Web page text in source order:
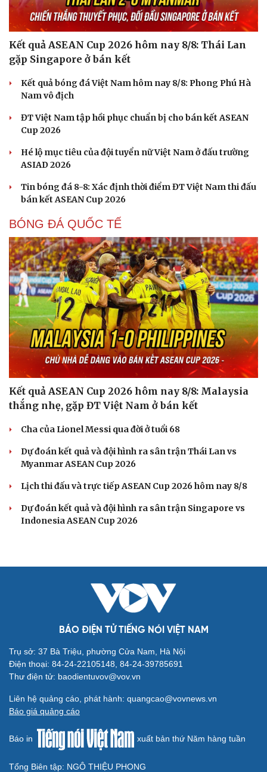
Kết quả ASEAN Cup 2026 hôm nay 8/8: Thái Lan
gặp Singapore ở bán kết
Kết quả bóng đá Việt Nam hôm nay 8/8: Phong Phú Hà
Nam vô địch
ĐT Việt Nam tập hồi phục chuẩn bị cho bán kết ASEAN
Cup 2026
Hé lộ mục tiêu của đội tuyển nữ Việt Nam ở đấu trường
ASIAD 2026
Tin bóng đá 8-8: Xác định thời điểm ĐT Việt Nam thi đấu
bán kết ASEAN Cup 2026
BÓNG ĐÁ QUỐC TẾ
Kết quả ASEAN Cup 2026 hôm nay 8/8: Malaysia
thắng nhẹ, gặp ĐT Việt Nam ở bán kết
Cha của Lionel Messi qua đời ở tuổi 68
Dự đoán kết quả và đội hình ra sân trận Thái Lan vs
Myanmar ASEAN Cup 2026
Lịch thi đấu và trực tiếp ASEAN Cup 2026 hôm nay 8/8
Dự đoán kết quả và đội hình ra sân trận Singapore vs
Indonesia ASEAN Cup 2026
BÁO ĐIỆN TỬ TIẾNG NÓI VIỆT NAM
Trụ sở: 37 Bà Triệu, phường Cửa Nam, Hà Nội
Điện thoại: 84-24-22105148, 84-24-39785691
Thư điện tử: baodientuvov@vov.vn
Liên hệ quảng cáo, phát hành: quangcao@vovnews.vn
Báo giá quảng cáo
Báo in xuất bản thứ Năm hàng tuần
Tổng Biên tập: NGÔ THIỆU PHONG